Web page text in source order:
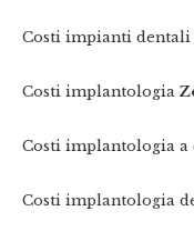
Costi impianti dentali
Costi implantologia
Costi implantologia
Costi implantologia